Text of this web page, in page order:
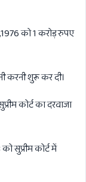
को 1 करोड़ रुपए
करनी शुरू कर दी।
कोर्ट का दरवाजा
सुप्रीम कोर्ट में